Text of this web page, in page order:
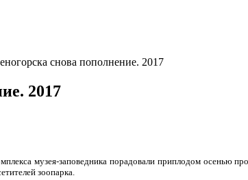
снова пополнение. 2017
2017
музея-заповедника порадовали приплодом осенью
зоопарка.